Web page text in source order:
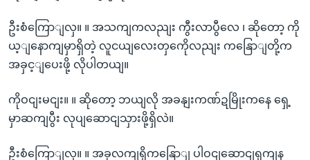
ဦးစံကြောျလှ။ ။ အသကျကလညျး ကွီးလာပွီလေ ၊ ဆိုတော့ ကို
ယ့ျနောကျမှာရှိတဲ့ လူငယျလေးတှကေိုလညျး ကနြောျတို့က
အခှင့ျပေးဖို့ လိုပါတယျ။
ကိုဝငျးမငျး။ ။ ဆိုတော့ ဘယျလို အခနျးကဏ်ဍမြိုးကနေ ရှေ့
မှာဆကျပွီး လုပျဆောငျသှားဖို့ရှိလဲ။
ဦးစံကြောျလှ။ ။ အခုလကျရှိကနြောျ ပါဝငျဆောငျရှကျန